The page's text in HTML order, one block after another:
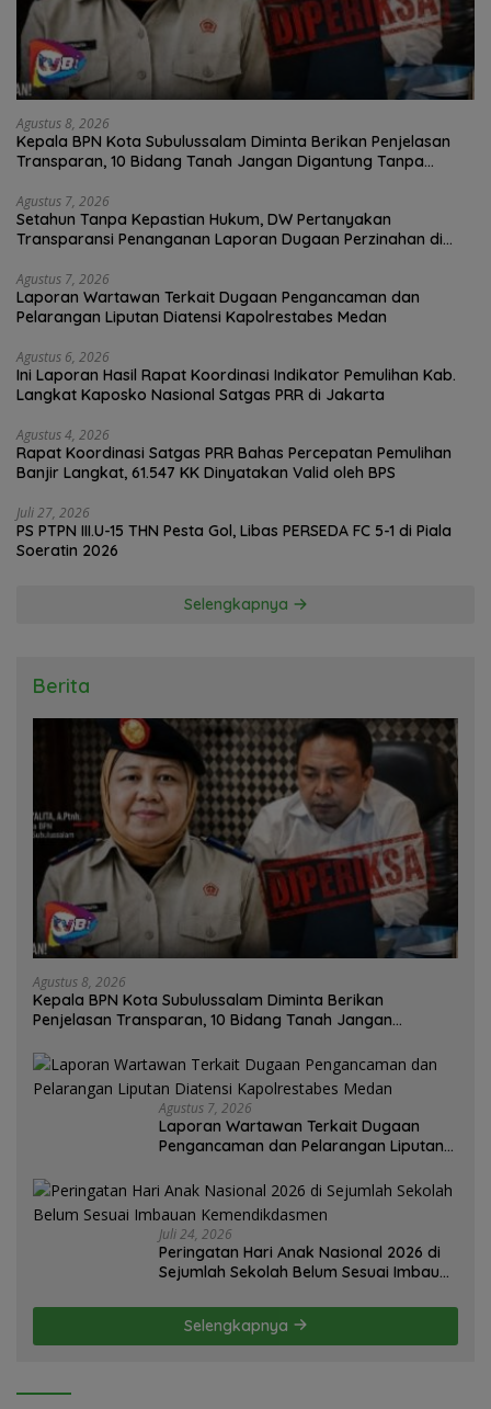
Agustus 8, 2026
Kepala BPN Kota Subulussalam Diminta Berikan Penjelasan
Transparan, 10 Bidang Tanah Jangan Digantung Tanpa
Agustus 7, 2026
Setahun Tanpa Kepastian Hukum, DW Pertanyakan
Transparansi Penanganan Laporan Dugaan Perzinahan di
Agustus 7, 2026
Laporan Wartawan Terkait Dugaan Pengancaman dan
Pelarangan Liputan Diatensi Kapolrestabes Medan
Agustus 6, 2026
Ini Laporan Hasil Rapat Koordinasi Indikator Pemulihan Kab.
Langkat Kaposko Nasional Satgas PRR di Jakarta
Agustus 4, 2026
Rapat Koordinasi Satgas PRR Bahas Percepatan Pemulihan
Banjir Langkat, 61.547 KK Dinyatakan Valid oleh BPS
Juli 27, 2026
PS PTPN III.U-15 THN Pesta Gol, Libas PERSEDA FC 5-1 di Piala
Soeratin 2026
Selengkapnya
Berita
Agustus 8, 2026
Kepala BPN Kota Subulussalam Diminta Berikan
Penjelasan Transparan, 10 Bidang Tanah Jangan
Agustus 7, 2026
Laporan Wartawan Terkait Dugaan
Pengancaman dan Pelarangan Liputan
Juli 24, 2026
Peringatan Hari Anak Nasional 2026 di
Sejumlah Sekolah Belum Sesuai Imbauan
Selengkapnya